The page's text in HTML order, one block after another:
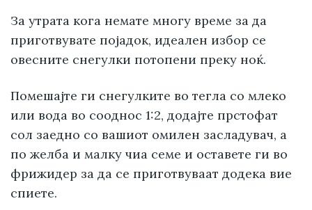
За утрата кога немате многу време за да
приготвувате појадок, идеален избор се
овесните снегулки потопени преку ноќ.
Помешајте ги снегулките во тегла со млеко
или вода во сооднос 1:2, додајте прстофат
сол заедно со вашиот омилен засладувач, а
по желба и малку чиа семе и оставете ги во
фрижидер за да се приготвуваат додека вие
спиете.